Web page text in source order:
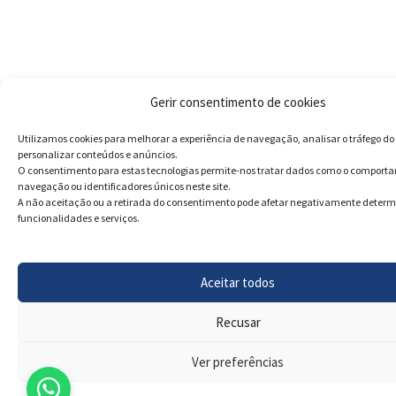
Gerir consentimento de cookies
Utilizamos cookies para melhorar a experiência de navegação, analisar o tráfego do
personalizar conteúdos e anúncios.
O consentimento para estas tecnologias permite-nos tratar dados como o
navegação ou identificadores únicos neste site.
A não aceitação ou a retirada do consentimento pode afetar negativamente
funcionalidades e serviços.
Aceitar todos
Recusar
Ver preferências